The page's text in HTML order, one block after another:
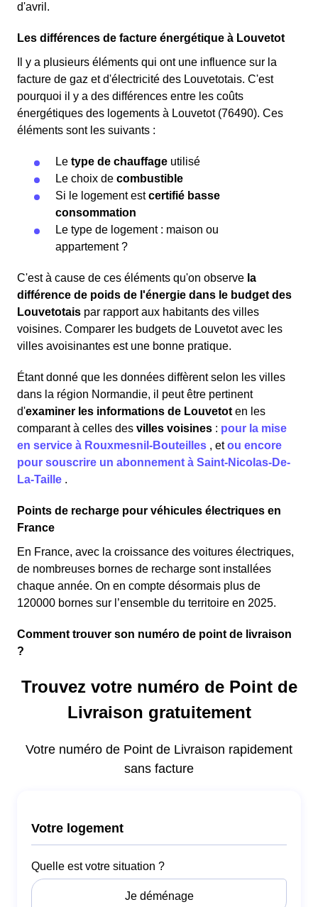
d'avril.
Les différences de facture énergétique à Louvetot
Il y a plusieurs éléments qui ont une influence sur la
facture de gaz et d'électricité des Louvetotais. C'est
pourquoi il y a des différences entre les coûts
énergétiques des logements à Louvetot (76490). Ces
éléments sont les suivants :
Le type de chauffage utilisé
Le choix de combustible
Si le logement estcertifié basse
consommation
Le type de logement : maison ou
appartement ?
C'est à cause de ces éléments qu'on observe la
différence de poids de l'énergie dans le budget des
Louvetotais par rapport aux habitants des villes
voisines. Comparer les budgets de Louvetot avec les
villes avoisinantes est une bonne pratique.
Étant donné que les données diffèrent selon les villes
dans la région Normandie, il peut être pertinent
d'examiner les informations de Louvetot en les
comparant à celles des villes voisines : pour la mise
en service à Rouxmesnil-Bouteilles , etou encore
pour souscrire un abonnement à Saint-Nicolas-De-
La-Taille .
Points de recharge pour véhicules électriques en
France
En France, avec la croissance des voitures électriques,
de nombreuses bornes de recharge sont installées
chaque année. On en compte désormais plus de
120000 bornes sur l’ensemble du territoire en 2025.
Comment trouver son numéro de point de livraison
?